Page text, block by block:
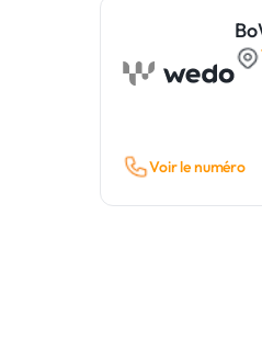
Voir le numéro